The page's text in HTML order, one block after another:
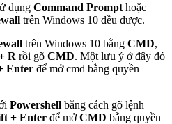
dụng Command Prompt hoặc
trên Windows 10 đều được.
trên Windows 10 bằng CMD,
R rồi gõ CMD. Một lưu ý ở đây đó
Enter để mở cmd bằng quyền
Powershell bằng cách gõ lệnh
+ Enter để mởCMD bằng quyền